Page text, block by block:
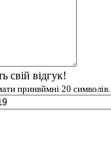
свій відгук!
принвймні 20 символів.